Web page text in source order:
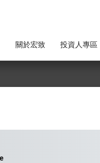
關於宏致 投資人專區